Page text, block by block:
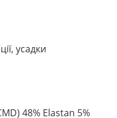
усадки
48% Elastan 5%